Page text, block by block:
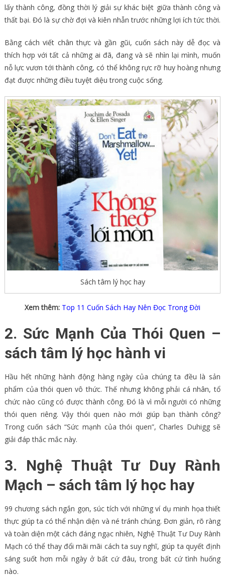
lấy thành công, đồng thời lý giải sự khác biệt giữa thành công và
thất bại. Đó là sự chờ đợi và kiên nhẫn trước những lợi ích tức thời.
Bằng cách viết chân thực và gần gũi, cuốn sách này dễ đọc và
thích hợp với tất cả những ai đã, đang và sẽ nhìn lại mình, muốn
nỗ lực vươn tới thành công, có thể không rực rỡ huy hoàng nhưng
đạt được những điều tuyệt diệu trong cuộc sống.
Sách tâm lý học hay
Xem thêm: Top 11 Cuốn Sách Hay Nên Đọc Trong Đời
2. Sức Mạnh Của Thói Quen –
sách tâm lý học hành vi
Hầu hết những hành động hàng ngày của chúng ta đều là sản
phẩm của thói quen vô thức. Thế nhưng không phải cá nhân, tổ
chức nào cũng có được thành công. Đó là vì mỗi người có những
thói quen riêng. Vậy thói quen nào mới giúp bạn thành công?
Trong cuốn sách “Sức mạnh của thói quen”, Charles Duhigg sẽ
giải đáp thắc mắc này.
3. Nghệ Thuật Tư Duy Rành
Mạch – sách tâm lý học hay
99 chương sách ngắn gọn, súc tích với những ví dụ minh họa thiết
thực giúp ta có thể nhận diện và né tránh chúng. Đơn giản, rõ ràng
và toàn diện một cách đáng ngạc nhiên, Nghệ Thuật Tư Duy Rành
Mạch có thể thay đổi mãi mãi cách ta suy nghĩ, giúp ta quyết định
sáng suốt hơn mỗi ngày ở bất cứ đâu, trong bất cứ tình huống
nào.